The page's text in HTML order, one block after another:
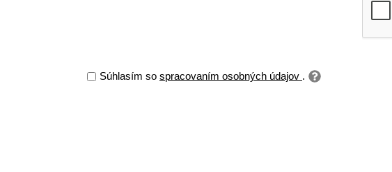
Súhlasím so spracovaním osobných údajov .